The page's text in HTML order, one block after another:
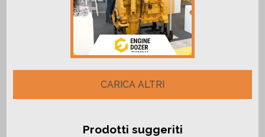
CARICA ALTRI
Prodotti suggeriti